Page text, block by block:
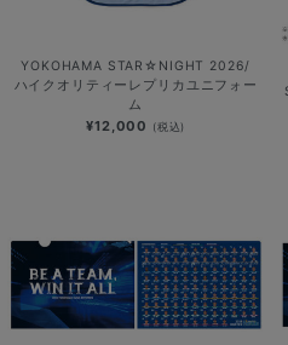
YOKOHAMA STAR☆NIGHT 2026/
ハイクオリティーレプリカユニフォー
ム
¥12,000 (税込)